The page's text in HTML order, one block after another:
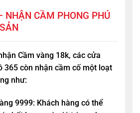
CẦM PHONG PHÚ
Cầm vàng 18k, các cửa
365 còn nhận cầm cố một loạt
như:
9999: Khách hàng có thể